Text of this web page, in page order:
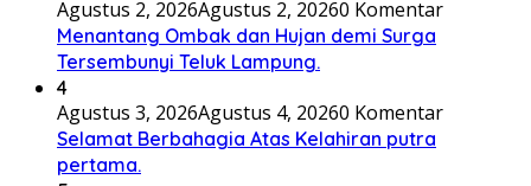
Agustus 2, 2026Agustus 2, 20260 Komentar
Menantang Ombak dan Hujan demi Surga
Tersembunyi Teluk Lampung.
4
Agustus 3, 2026Agustus 4, 20260 Komentar
Selamat Berbahagia Atas Kelahiran putra
pertama.